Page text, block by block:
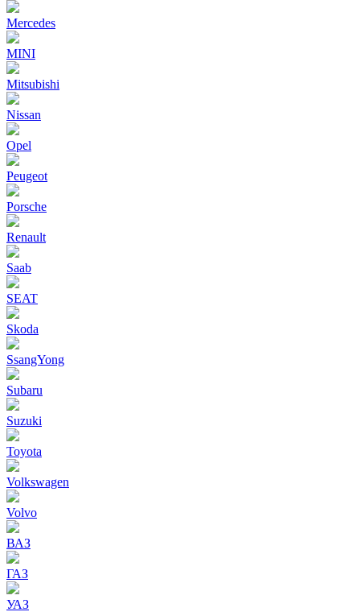
Mercedes
MINI
Mitsubishi
Nissan
Opel
Peugeot
Porsche
Renault
Saab
SEAT
Skoda
SsangYong
Subaru
Suzuki
Toyota
Volkswagen
Volvo
ВАЗ
ГАЗ
УАЗ